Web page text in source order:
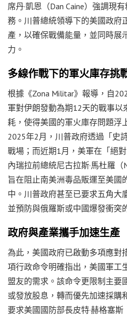
席丹·凱恩（Dan Caine）強調現
務。川普總統領導下的美國政府
產，以確保戰備能量，並同時展
力。
多線作戰下的軍火庫存挑
根據《Zona Militar》報導，自
軍對伊朗發動為期12天的戰事以
耗，使得美國的軍火庫存問題浮
2025年2月，川普政府透過「史
戰場；而近期1月，美軍在「絕
內瑞拉前總統尼古拉斯·馬杜羅（
旨在阻止南美洲毒品販運至美國
中。川普政府甚至已要求五角大
並預防與俄羅斯或中國爆發衝突
政府與產業攜手加速生產
為此，美國政府已啟動多項應對
項行政命令明確指出，美國軍工
盟友的需求。該命令更限制主要
或發放股息，轉而優先加速採購
要求美國國防部長皮特·赫格塞